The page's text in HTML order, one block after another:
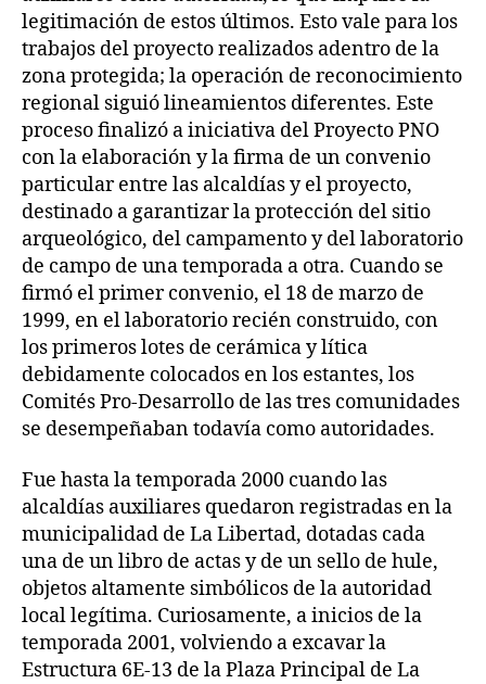
legitimación de estos últimos. Esto vale para los
trabajos del proyecto realizados adentro de la
zona protegida; la operación de reconocimiento
regional siguió lineamientos diferentes. Este
proceso finalizó a iniciativa del Proyecto PNO
con la elaboración y la firma de un convenio
particular entre las alcaldías y el proyecto,
destinado a garantizar la protección del sitio
arqueológico, del campamento y del laboratorio
de campo de una temporada a otra. Cuando se
firmó el primer convenio, el 18 de marzo de
1999, en el laboratorio recién construido, con
los primeros lotes de cerámica y lítica
debidamente colocados en los estantes, los
Comités Pro-Desarrollo de las tres comunidades
se desempeñaban todavía como autoridades.
Fue hasta la temporada 2000 cuando las
alcaldías auxiliares quedaron registradas en la
municipalidad de La Libertad, dotadas cada
una de un libro de actas y de un sello de hule,
objetos altamente simbólicos de la autoridad
local legítima. Curiosamente, a inicios de la
temporada 2001, volviendo a excavar la
Estructura 6E-13 de la Plaza Principal de La